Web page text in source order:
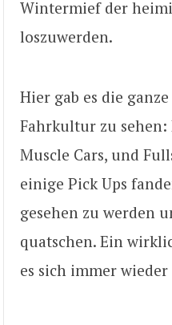
Wintermief der
loszuwerden.
Hier gab es die
Fahrkultur zu sehen:
Muscle Cars, und
einige Pick Ups
gesehen zu werden
quatschen. Ein
es sich immer